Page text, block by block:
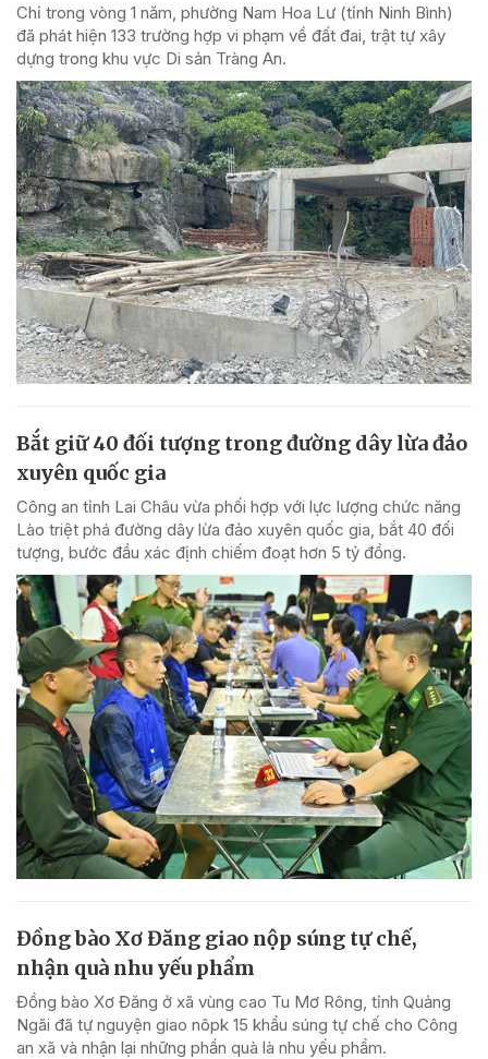
Chỉ trong vòng 1 năm, phường Nam Hoa Lư (tỉnh Ninh Bình)
đã phát hiện 133 trường hợp vi phạm về đất đai, trật tự xây
dựng trong khu vực Di sản Tràng An.
Bắt giữ 40 đối tượng trong đường dây lừa đảo
xuyên quốc gia
Công an tỉnh Lai Châu vừa phối hợp với lực lượng chức năng
Lào triệt phá đường dây lừa đảo xuyên quốc gia, bắt 40 đối
tượng, bước đầu xác định chiếm đoạt hơn 5 tỷ đồng.
Đồng bào Xơ Đăng giao nộp súng tự chế,
nhận quà nhu yếu phẩm
Đồng bào Xơ Đăng ở xã vùng cao Tu Mơ Rông, tỉnh Quảng
Ngãi đã tự nguyện giao nôpk 15 khẩu súng tự chế cho Công
an xã và nhận lại những phần quà là nhu yếu phẩm.